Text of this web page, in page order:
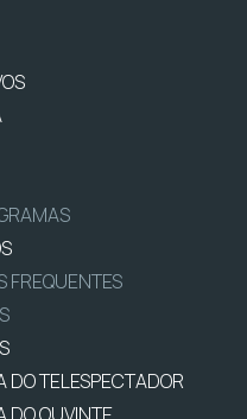
FREQUENTES
DO TELESPECTADOR